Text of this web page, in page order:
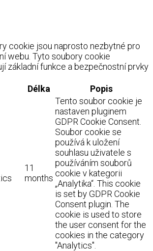
cookie jsou naprosto nezbytné pro
webu. Tyto soubory cookie
základní funkce a bezpečnostní prvky
Délka Popis
11
months
Tento soubor cookie je
nastaven pluginem
GDPR Cookie Consent.
Soubor cookie se
používá k uložení
souhlasu uživatele s
používáním souborů
cookie v kategorii
„Analytika“. This cookie
is set by GDPR Cookie
Consent plugin. The
cookie is used to store
the user consent for the
cookies in the category
"Analytics".